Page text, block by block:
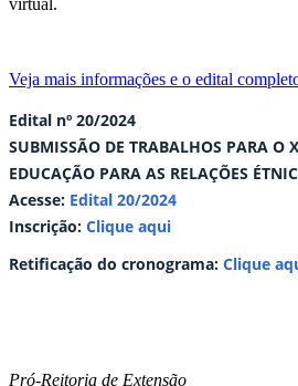
Veja mais informações e o edital
Edital nº 20/2024
SUBMISSÃO DE TRABALHOS PARA O
EDUCAÇÃO PARA AS RELAÇÕES
Acesse: Edital 20/2024
Inscrição: Clique aqui
Retificação do cronograma: Clique
Pró-Reitoria de Extensão